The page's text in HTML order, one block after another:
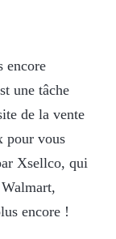
encore
une tâche
de la vente
pour vous
Xsellco, qui
encore !